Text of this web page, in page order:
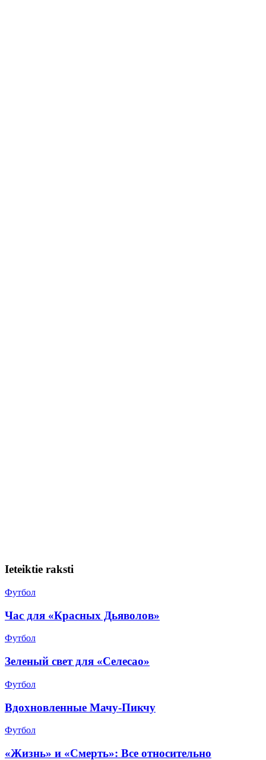
Ieteiktie raksti
Футбол
Час для «Красных Дьяволов»
Футбол
Зеленый свет для «Селесао»
Футбол
Вдохновленные Мачу-Пикчу
Футбол
«Жизнь» и «Смерть»: Все относительно